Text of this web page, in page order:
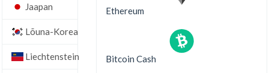
Jaapan
Lõuna-Korea
Liechtenstein
Ethereum
Bitcoin Cash